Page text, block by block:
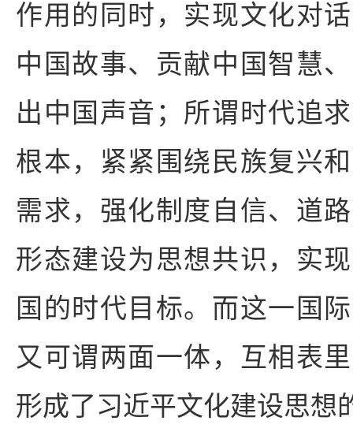
作用的同时，实现文化对
中国故事、贡献中国智慧
出中国声音；所谓时代追
根本，紧紧围绕民族复兴
需求，强化制度自信、道
形态建设为思想共识，实
国的时代目标。而这一国
又可谓两面一体，互相表
形成了习近平文化建设思想